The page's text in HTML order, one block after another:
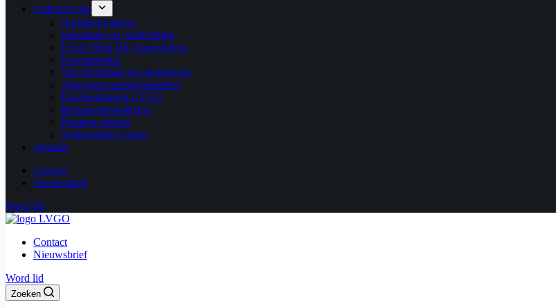
Ledenservice
(Juridisch) advies
Informatie en voorlichting
Eerste Hulp Bij Ongenoegen
Evenementen
Van burenhulp tot mantelzorg
Appgroep penningmeesters
Facebookgroep LVGO
Belangenbehartiging
Plaatsen oproep
Veelgestelde vragen
Agenda
Contact
Nieuwsbrief
Word lid
Contact
Nieuwsbrief
Word lid
Zoeken